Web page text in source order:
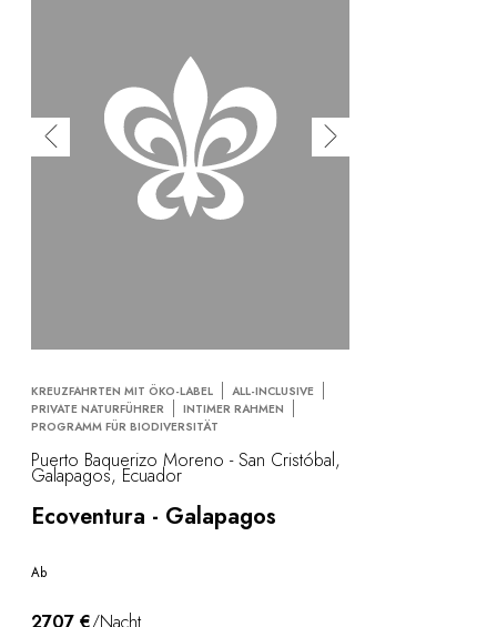
KREUZFAHRTEN MIT ÖKO-LABEL
ALL-INCLUSIVE
PRIVATE NATURFÜHRER
INTIMER RAHMEN
PROGRAMM FÜR BIODIVERSITÄT
Puerto Baquerizo Moreno - San Cristóbal,
Galapagos, Ecuador
Ecoventura - Galapagos
Ab
2707 €/Nacht